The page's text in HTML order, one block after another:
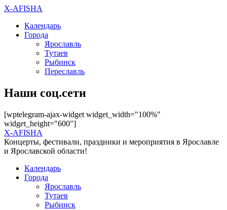
X-AFISHA
Календарь
Города
Ярославль
Тутаев
Рыбинск
Переславль
Наши соц.сети
[wptelegram-ajax-widget widget_width="100%"
widget_height="600"]
X-AFISHA
Концерты, фестивали, праздники и мероприятия в Ярославле
и Ярославской области!
Календарь
Города
Ярославль
Тутаев
Рыбинск